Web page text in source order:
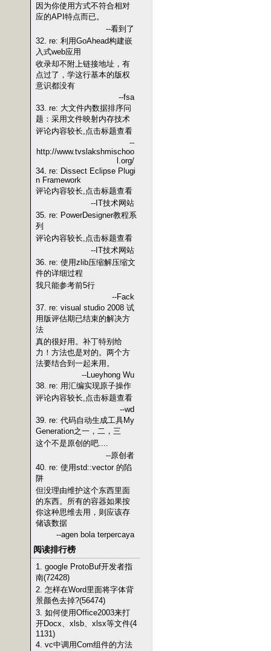
因为你使用方式不符合相对
应的API特点而已。
--看到了
32. re: 利用GoAhead构建嵌
入式web应用
收录却不附上链接地址，有
点过了，学这行基本的版权
意识都没有
--fsa
33. re: 大文件内数据排序问
题：采用文件映射内存技术
评论内容较长,点击标题查看
--
http://www.tvslakshmischoo
l.org/
34. re: Dissect Eclipse Plugi
n Framework
评论内容较长,点击标题查看
--IT技术网站
35. re: PowerDesigner教程系
列
评论内容较长,点击标题查看
--IT技术网站
36. re: 使用zlib压缩解压缩文
件的详细过程
我只能参考前5行
--Fack
37. re: visual studio 2008 试
用版评估期已结束的解决方
法
真的很好用。补丁特别给
力！方法也是对的。两个方
法要结合到一起来用。
--Lueyhong Wu
38. re: 用汇编实现原子操作
评论内容较长,点击标题查看
--wd
39. re: 代码自动生成工具My
Generation之一，二，三
这个不是原创的吧....
--原创者
40. re: 使用std::vector 的陷
阱
但没理由维护这个东西里面
的东西。所有的容器如果按
你这种思维去用，则应该存
储该数据
--agen bola terpercaya
阅读排行榜
1. google ProtoBuf开发者指
南(72428)
2. 怎样在Word里面将字体背
景颜色去掉?(56474)
3. 如何使用Office2003来打
开Docx、xlsb、xlsx等文件(4
1131)
4. vc中调用Com组件的方法